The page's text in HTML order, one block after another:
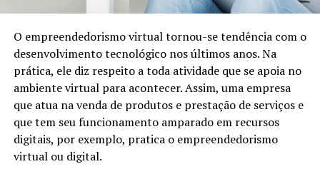
O empreendedorismo virtual tornou-se tendência com o
desenvolvimento tecnológico nos últimos anos. Na
prática, ele diz respeito a toda atividade que se apoia no
ambiente virtual para acontecer. Assim, uma empresa
que atua na venda de produtos e prestação de serviços e
que tem seu funcionamento amparado em recursos
digitais, por exemplo, pratica o empreendedorismo
virtual ou digital.